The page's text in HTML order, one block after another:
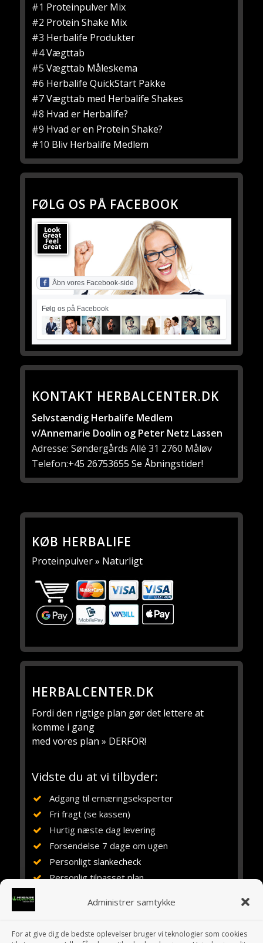
Administrer samtykke
For at give dig de bedste oplevelser bruger vi teknologier som cookies
#1 Proteinpulver Mix
#2 Protein Shake Mix
#3 Herbalife Produkter
#4Vægttab
#5Vægttab Måleskema
#6 Herbalife QuickStart Pakke
#7Vægttab med Herbalife Shakes
#8 Hvad er Herbalife?
#9 Hvad er en Protein Shake?
#10 Bliv Herbalife Medlem
FØLG OS PÅ FACEBOOK
Åbn vores Facebook-side
Følg os på Facebook
KONTAKT HERBALCENTER.DK
Selvstændig Herbalife Medlem
v/Annemarie Doolin og Peter Netz Lassen
Adresse: Søndergårds Allé 31 2760 Måløv
Telefon:+45 26753655 Se Åbningstider!
KØB HERBALIFE
Proteinpulver » Naturligt
HERBALCENTER.DK
Fordi den rigtige plan gør det lettere at
komme i gang
med vores plan » DERFOR!
Vidste du at vi tilbyder:
Adgang til ernæringseksperter
Fri fragt (se kassen)
Hurtig næste dag levering
Forsendelse 7 dage om ugen
Personligtslankecheck
Personlig tilpasset plan
Ernæringsuddannet siden 1984